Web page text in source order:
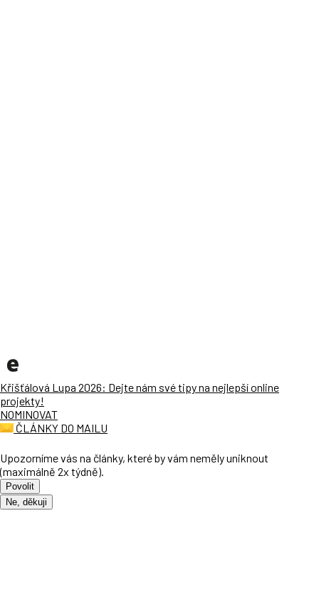
Křišťálová Lupa 2026: Dejte nám své tipy na nejlepší online
projekty!
NOMINOVAT
ČLÁNKY DO MAILU
Upozorníme vás na články, které by vám neměly uniknout
(maximálně 2x týdně).
Povolit
Ne, děkuji